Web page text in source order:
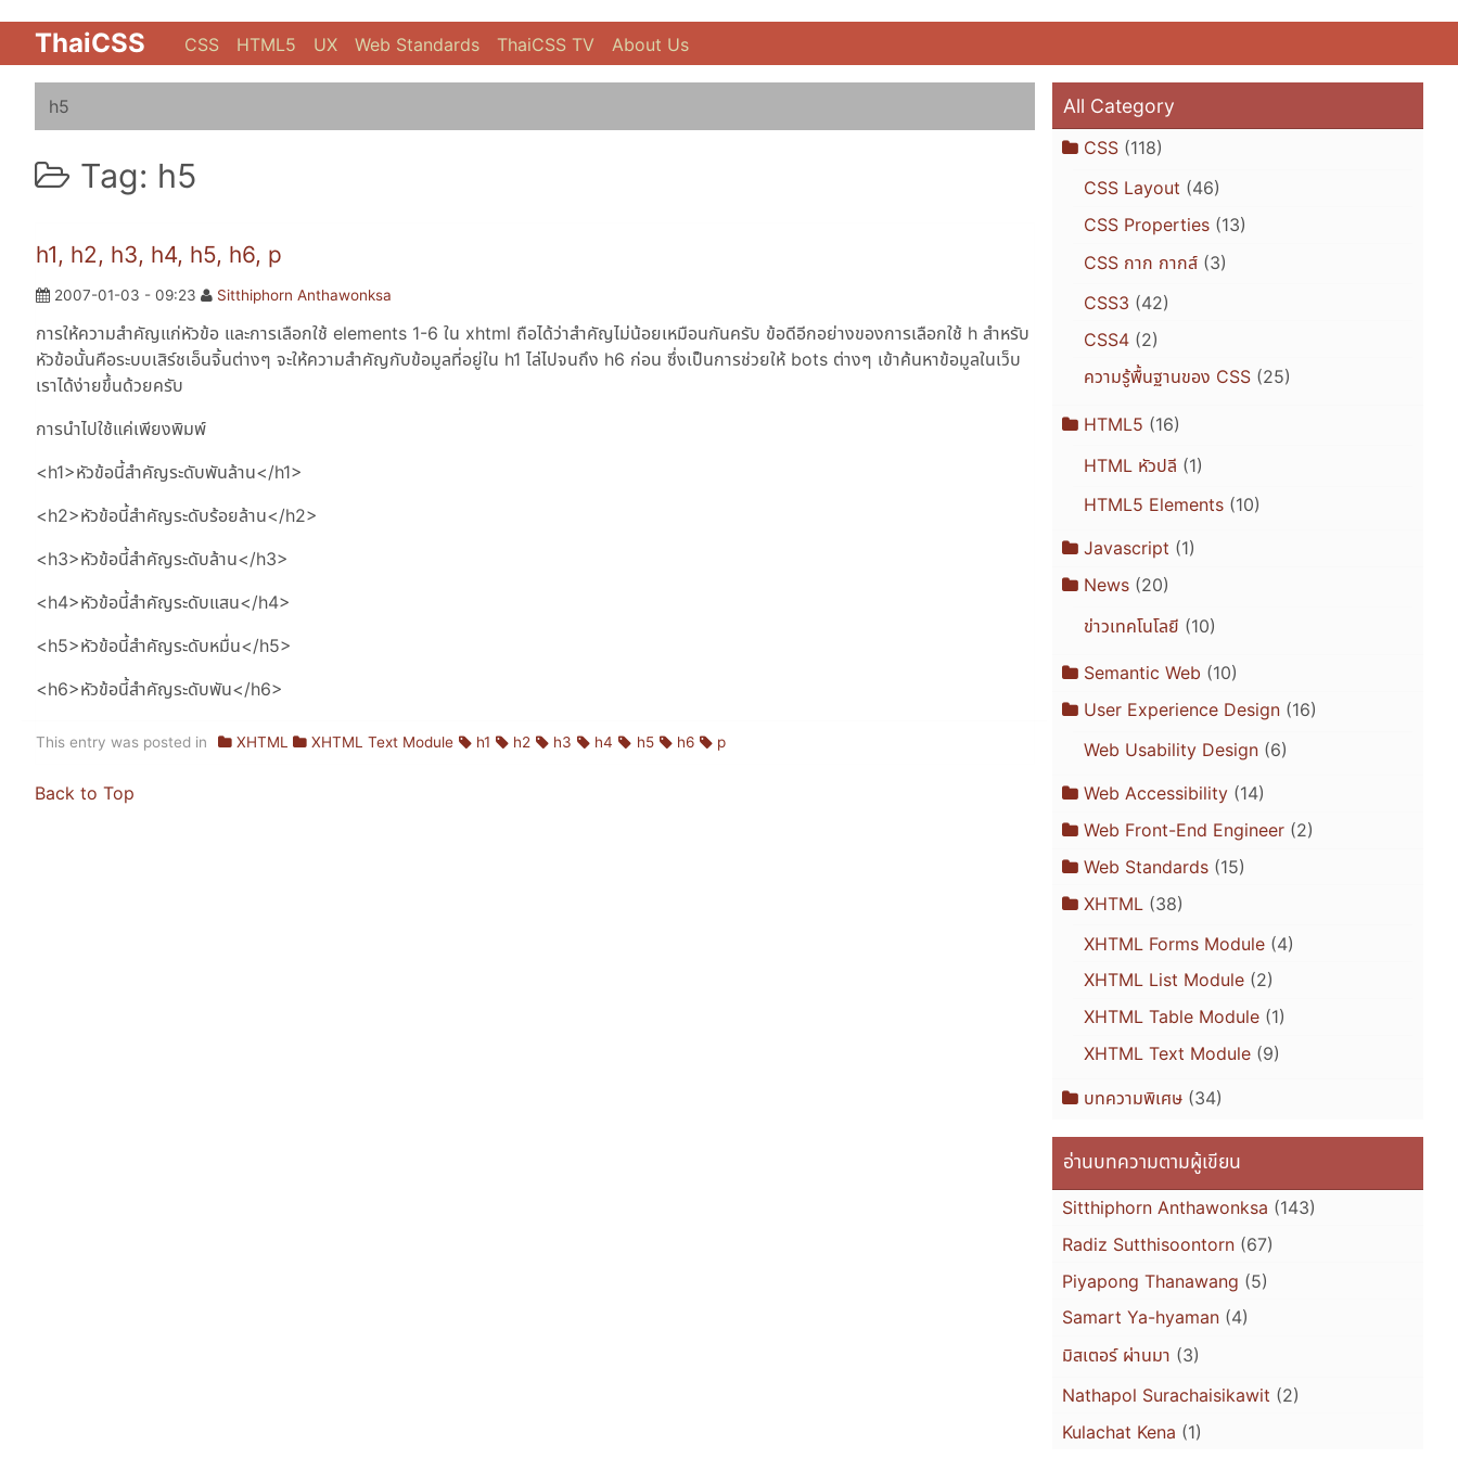
ThaiCSS CSS HTML5 UX Web Standards ThaiCSS TV About Us
h5
Tag: h5
h1, h2, h3, h4, h5, h6, p
2007-01-03 - 09:23 Sitthiphorn Anthawonksa
การให้ความสำคัญแก่หัวข้อ และการเลือกใช้ elements 1-6 ใน xhtml ถือได้ว่าสำคัญไม่น้อยเหมือนกันครับ ข้อดีอีกอย่างของการเลือกใช้ h สำหรับ
หัวข้อนั้นคือระบบเสิร์ชเอ็นจิ้นต่างๆ จะให้ความสำคัญกับข้อมูลที่อยู่ใน h1 ไล่ไปจนถึง h6 ก่อน ซึ่งเป็นการช่วยให้ bots ต่างๆ เข้าค้นหาข้อมูลในเว็บ
เราได้ง่ายขึ้นด้วยครับ
การนำไปใช้แค่เพียงพิมพ์
<h1>หัวข้อนี้สำคัญระดับพันล้าน</h1>
<h2>หัวข้อนี้สำคัญระดับร้อยล้าน</h2>
<h3>หัวข้อนี้สำคัญระดับล้าน</h3>
<h4>หัวข้อนี้สำคัญระดับแสน</h4>
<h5>หัวข้อนี้สำคัญระดับหมื่น</h5>
<h6>หัวข้อนี้สำคัญระดับพัน</h6>
This entry was posted in XHTML XHTML Text Module h1 h2 h3 h4 h5 h6 p
Back to Top
All Category
CSS (118)
CSS Layout (46)
CSS Properties(13)
CSS กาก กากส์(3)
CSS3 (42)
CSS4(2)
ความรู้พื้นฐานของ CSS(25)
HTML5 (16)
HTML หัวปลี (1)
HTML5 Elements(10)
Javascript (1)
News (20)
ข่าวเทคโนโลยี (10)
Semantic Web (10)
User Experience Design (16)
Web Usability Design(6)
Web Accessibility (14)
Web Front-End Engineer (2)
Web Standards (15)
XHTML (38)
XHTML Forms Module(4)
XHTML List Module(2)
XHTML Table Module(1)
XHTML Text Module(9)
บทความพิเศษ (34)
อ่านบทความตามผู้เขียน
Sitthiphorn Anthawonksa (143)
Radiz Sutthisoontorn (67)
Piyapong Thanawang (5)
Samart Ya-hyaman (4)
มิสเตอร์ ผ่านมา (3)
Nathapol Surachaisikawit (2)
Kulachat Kena (1)